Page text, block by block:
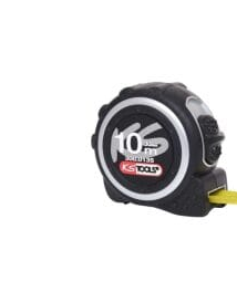
muunnelma.
valinnat
tuotteen